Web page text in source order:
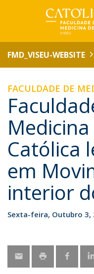
FMD_VISEU-WEBSITE
FACULDADE DE
Católica
em
interior
Sexta-feira, Outubro 3,